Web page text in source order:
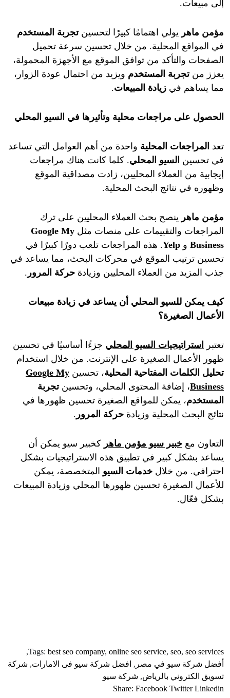
إلى مبيعات.
مؤمن ماهر يولي اهتمامًا كبيرًا لتحسينتجربة المستخدم
في المواقع المحلية. من خلال تحسين سرعة تحميل
الصفحات والتأكد من توافق الموقع مع الأجهزة المحمولة،
يعزز منتجربة المستخدم ويزيد من احتمال عودة الزوار،
مما يساهم في زيادة المبيعات.
الحصول على مراجعات محلية وتأثيرها في السيو المحلي
تعد المراجعات المحلية واحدة من أهم العوامل التي تساعد
في تحسين السيو المحلي. كلما كانت هناك مراجعات
إيجابية من العملاء المحليين، زادت مصداقية الموقع
وظهوره في نتائج البحث المحلية.
مؤمن ماهر ينصح بحث العملاء المحليين على ترك
المراجعات والتقييمات على منصات مثل Google My
Business و Yelp. هذه المراجعات تلعب دورًا كبيرًا في
تحسين ترتيب الموقع في محركات البحث، مما يساعد في
جذب المزيد من العملاء المحليين وزيادة حركة المرور .
كيف يمكن للسيو المحلي أن يساعد في زيادة مبيعات
الأعمال الصغيرة؟
تعتبر استراتيجيات السيو المحلي جزءًا أساسيًا في تحسين
ظهور الأعمال الصغيرة على الإنترنت. من خلال استخدام
تحليل الكلمات المفتاحية المحلية، تحسين Google My
Business، إضافة المحتوى المحلي، وتحسينتجربة
المستخدم، يمكن للمواقع الصغيرة تحسين ظهورها في
نتائج البحث المحلية وزيادة حركة المرور .
التعاون مع خبير سيو مؤمن ماهر كخبير سيو يمكن أن
يساعد بشكل كبير في تطبيق هذه الاستراتيجيات بشكل
احترافي. من خلال خدمات السيو المتخصصة، يمكن
للأعمال الصغيرة تحسين ظهورها المحلي وزيادة المبيعات
بشكل فعّال.
Tags: best seo company, online seo service, seo, seo services
,
أفضل شركة سيو في مصر , افضل شركة سيو فى الامارات, شركة
تسويق الكتروني بالرياض, شركة سيو
Share: Facebook Twitter Linkedin